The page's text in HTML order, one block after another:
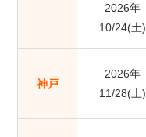
2026年
10/24(土)
神戸
2026年
11/28(土)